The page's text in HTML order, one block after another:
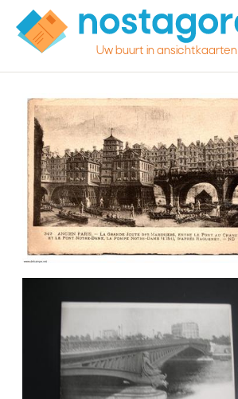
Uw buurt in ansichtkaarten